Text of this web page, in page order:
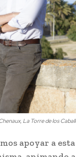
La Torre de los
apoyar a